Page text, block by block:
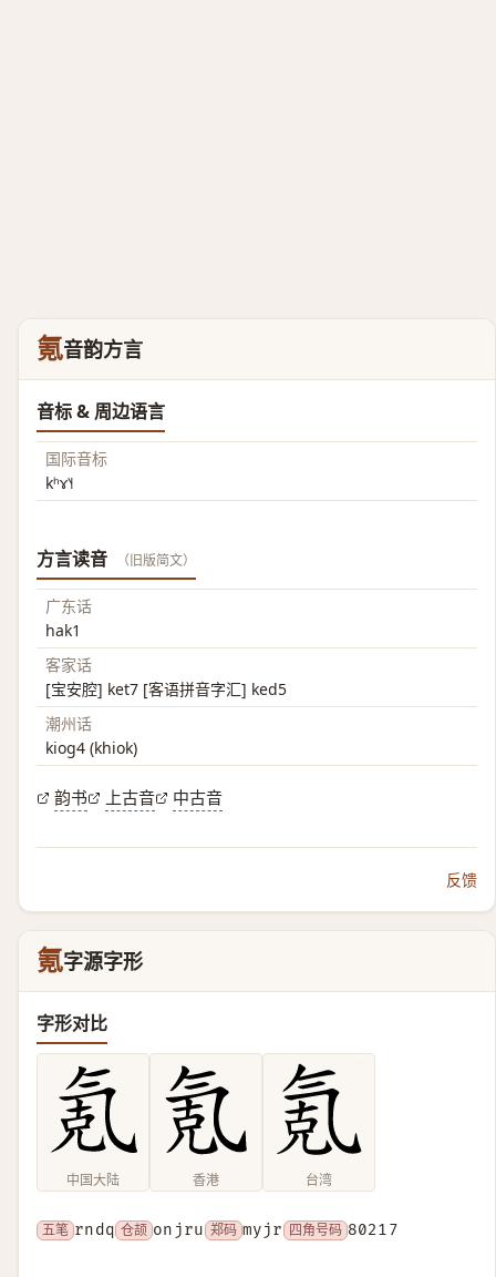
氪音韵方言
音标 & 周边语言
国际音标
kʰɤ˥˧
方言读音 （旧版简文）
广东话
hak1
客家话
[宝安腔] ket7 [客语拼音字汇] ked5
潮州话
kiog4 (khiok)
韵书 上古音 中古音
反馈
氪字源字形
字形对比
中国大陆 香港 台湾
五笔 rndq 仓颉 onjru 郑码 myjr 四角号码 80217